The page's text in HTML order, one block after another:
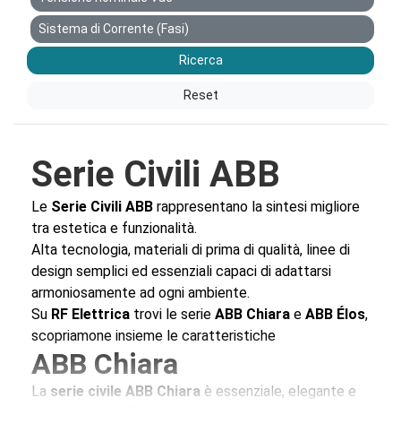
Sistema di Corrente (Fasi)
Ricerca
Reset
Serie Civili ABB
Le Serie Civili ABB rappresentano la sintesi migliore
tra estetica e funzionalità.
Alta tecnologia, materiali di prima di qualità, linee di
design semplici ed essenziali capaci di adattarsi
armoniosamente ad ogni ambiente.
Su RF Elettrica trovi le serie ABB Chiara e ABB Élos,
scopriamone insieme le caratteristiche
ABB Chiara
La serie civile ABB Chiara è essenziale, elegante e